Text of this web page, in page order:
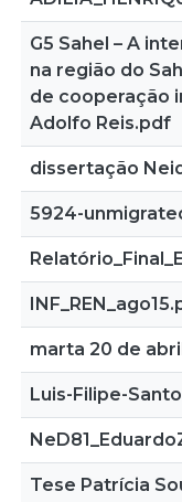
G5 Sahel – A
na região do
de cooperação
Adolfo Reis.pdf
dissertação
5924-
marta 20 de
Luis-Filipe-
Tese Patrícia